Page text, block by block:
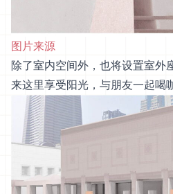
图片来源
除了室内空间外，也将设置室外
来这里享受阳光，与朋友一起喝